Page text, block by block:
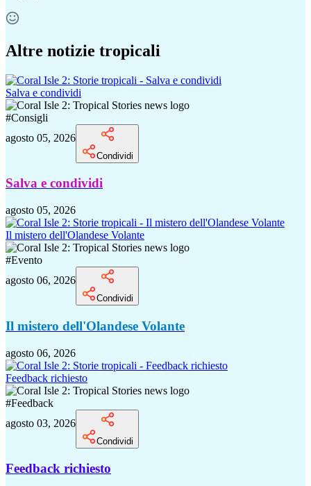
Altre notizie tropicali
Salva e condividi
#Consigli
agosto 05, 2026
Condividi
Salva e condividi
agosto 05, 2026
Il mistero dell'Olandese Volante
#Evento
agosto 06, 2026
Condividi
Il mistero dell'Olandese Volante
agosto 06, 2026
Feedback richiesto
#Feedback
agosto 03, 2026
Condividi
Feedback richiesto